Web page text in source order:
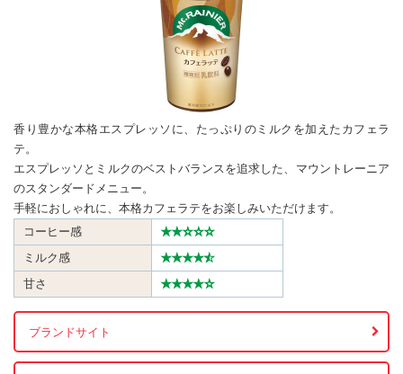
香り豊かな本格エスプレッソに、たっぷりのミルクを加えたカフェラ
テ。
エスプレッソとミルクのベストバランスを追求した、マウントレーニア
のスタンダードメニュー。
手軽におしゃれに、本格カフェラテをお楽しみいただけます。
コーヒー感
★★☆☆☆
ミルク感
★★★★★
甘さ
★★★★☆
ブランドサイト